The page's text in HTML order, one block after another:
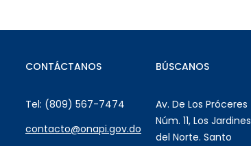
CONTÁCTANOS
Tel: (809) 567-7474
contacto@onapi.gov.do
BÚSCANOS
Av. De Los Próceres
Núm. 11, Los Jardines
del Norte. Santo